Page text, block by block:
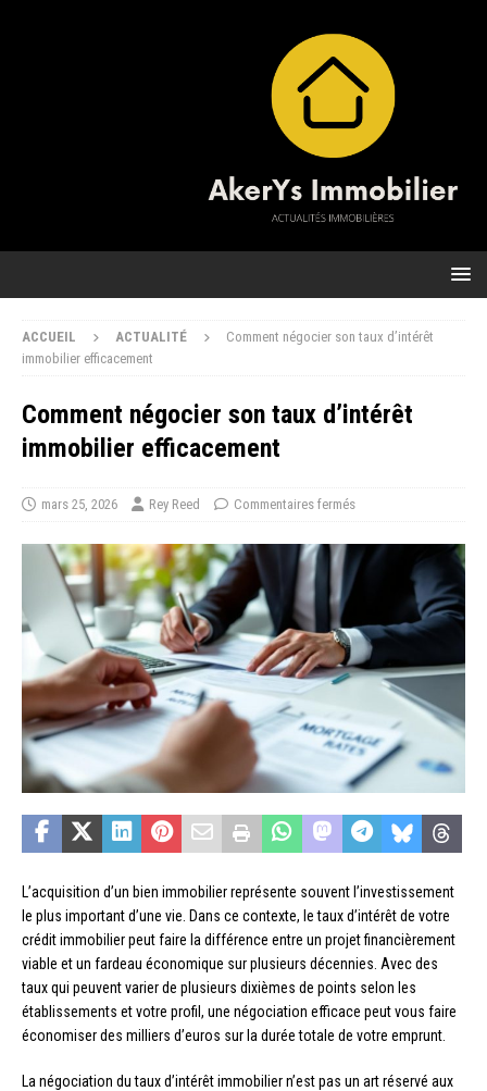
ACCUEIL ACTUALITÉ
Comment négocier son taux d’intérêt
immobilier efficacement
Comment négocier son taux d’intérêt
immobilier efficacement
mars 25, 2026 Rey Reed Commentaires fermés
L’acquisition d’un bien immobilier représente souvent l’investissement
le plus important d’une vie. Dans ce contexte, le taux d’intérêt de votre
crédit immobilier peut faire la différence entre un projet financièrement
viable et un fardeau économique sur plusieurs décennies. Avec des
taux qui peuvent varier de plusieurs dixièmes de points selon les
établissements et votre profil, une négociation efficace peut vous faire
économiser des milliers d’euros sur la durée totale de votre emprunt.
La négociation du taux d’intérêt immobilier n’est pas un art réservé aux